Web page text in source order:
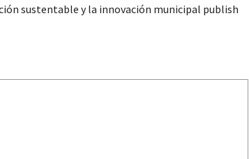
sustentable y la innovación municipal publish